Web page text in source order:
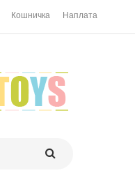
Кошничка Наплата